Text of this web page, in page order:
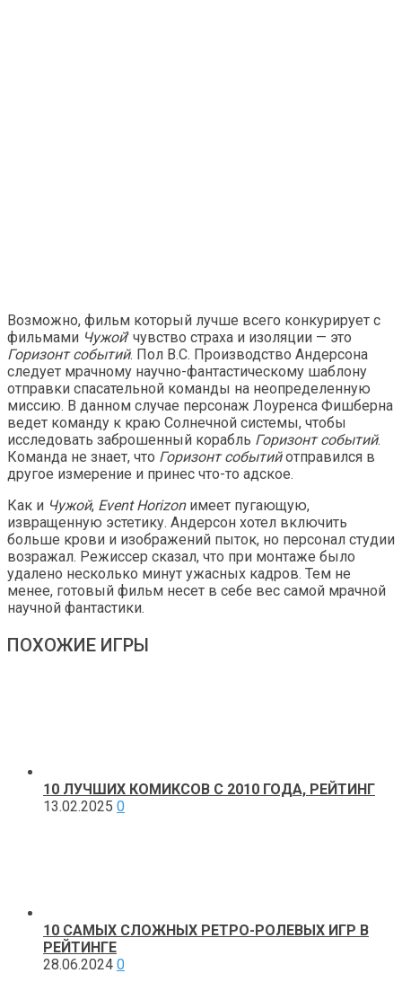
Возможно, фильм который лучше всего конкурирует с
фильмами Чужой' чувство страха и изоляции — это
Горизонт событий. Пол В.С. Производство Андерсона
следует мрачному научно-фантастическому шаблону
отправки спасательной команды на неопределенную
миссию. В данном случае персонаж Лоуренса Фишберна
ведет команду к краю Солнечной системы, чтобы
исследовать заброшенный корабль Горизонт событий.
Команда не знает, что Горизонт событийотправился в
другое измерение и принес что-то адское.
Как и Чужой, Event Horizonимеет пугающую,
извращенную эстетику. Андерсон хотел включить
больше крови и изображений пыток, но персонал студии
возражал. Режиссер сказал, что при монтаже было
удалено несколько минут ужасных кадров. Тем не
менее, готовый фильм несет в себе вес самой мрачной
научной фантастики.
ПОХОЖИЕ ИГРЫ
10 ЛУЧШИХ КОМИКСОВ С 2010 ГОДА, РЕЙТИНГ
13.02.2025 0
10 САМЫХ СЛОЖНЫХ РЕТРО-РОЛЕВЫХ ИГР В
РЕЙТИНГЕ
28.06.2024 0